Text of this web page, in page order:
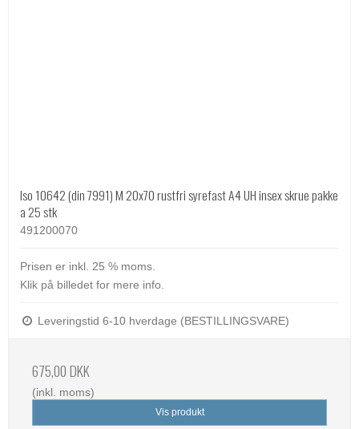
Iso 10642 (din 7991) M 20x70 rustfri syrefast A4 UH insex skrue pakke
a 25 stk
491200070
Prisen er inkl. 25 % moms.
Klik på billedet for mere info.
Leveringstid 6-10 hverdage (BESTILLINGSVARE)
675,00 DKK
(inkl. moms)
Vis produkt